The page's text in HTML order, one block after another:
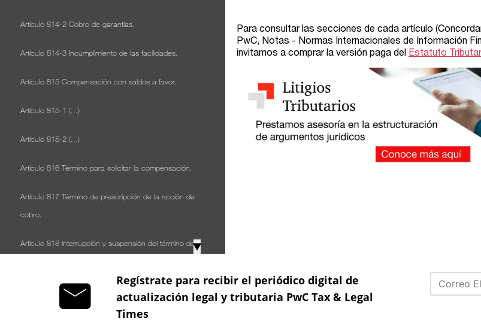
▼
Artículo 814-2 Cobro de garantías.
Artículo 814-3 Incumplimiento de las facilidades.
Artículo 815 Compensación con saldos a favor.
Artículo 815-1 (...)
Artículo 815-2 (...)
Artículo 816 Término para solicitar la compensación.
Artículo 817 Término de prescripción de la acción de
cobro.
Artículo 818 Interrupción y suspensión del término de
Artículo 819 El pago de la obligación prescrita no se
puede compensar ni devolver.
Regístrate para recibir el periódico digital de
actualización legal y tributaria PwC Tax & Legal
Times